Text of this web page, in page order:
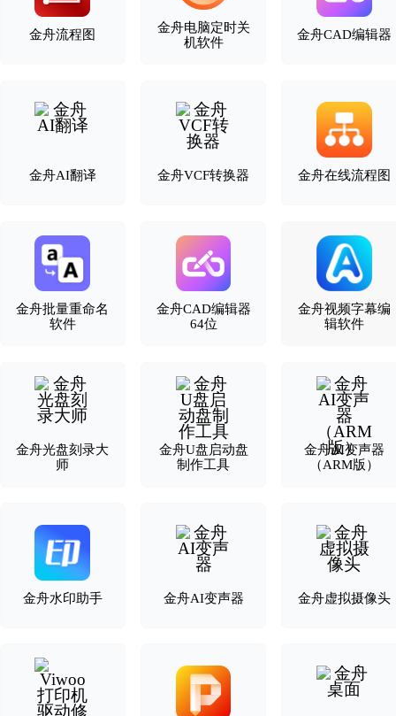
金舟流程图
金舟电脑定时关
机软件
金舟CAD编辑器
金舟AI翻译 金舟VCF转换器 金舟在线流程图
金舟批量重命名
软件
金舟CAD编辑器
64位
金舟视频字幕编
辑软件
金舟光盘刻录大
师
金舟U盘启动盘
制作工具
金舟AI变声器
（ARM版）
金舟水印助手 金舟AI变声器 金舟虚拟摄像头